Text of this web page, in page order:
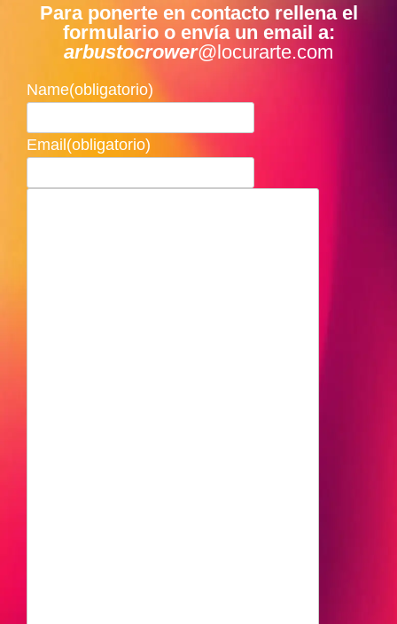
Para ponerte en contacto rellena el
formulario o envía un email a:
arbustocrower@locurarte.com
Name(obligatorio)
Email(obligatorio)